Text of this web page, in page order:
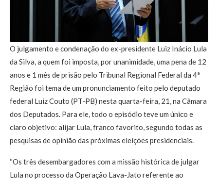
O julgamento e condenação do ex-presidente Luiz Inácio Lula
da Silva, a quem foi imposta, por unanimidade, uma pena de 12
anos e 1 mês de prisão pelo Tribunal Regional Federal da 4ª
Região foi tema de um pronunciamento feito pelo deputado
federal Luiz Couto (PT-PB) nesta quarta-feira, 21, na Câmara
dos Deputados. Para ele, todo o episódio teve um único e
claro objetivo: alijar Lula, franco favorito, segundo todas as
pesquisas de opinião das próximas eleições presidenciais.
“Os três desembargadores com a missão histórica de julgar
Lula no processo da Operação Lava-Jato referente ao